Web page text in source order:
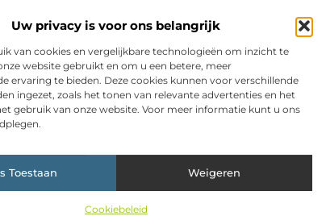
Uw privacy is voor ons belangrijk
van cookies en vergelijkbare technologieën om inzicht te
website gebruikt en om u een betere, meer
ervaring te bieden. Deze cookies kunnen voor verschillende
ingezet, zoals het tonen van relevante advertenties en het
gebruik van onze website. Voor meer informatie kunt u ons
Toestaan Weigeren
Cookiebeleid
gepland en beheerd radicaal te
ingenieursbureaus geïnformeerde
duurzamere stadsontwikkeling